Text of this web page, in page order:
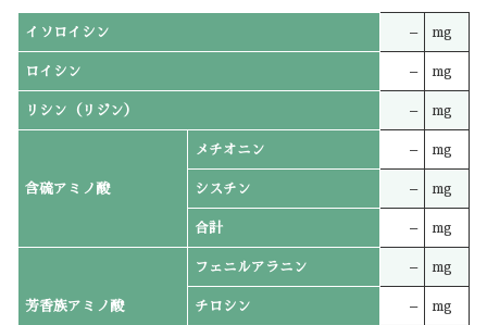
イソロイシン – mg
ロイシン – mg
リシン（リジン） – mg
含硫アミノ酸
メチオニン – mg
シスチン – mg
合計 – mg
芳香族アミノ酸
フェニルアラニン – mg
チロシン – mg